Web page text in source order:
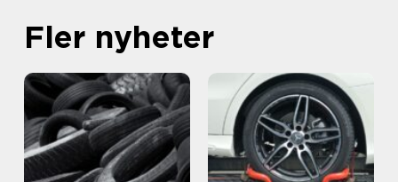
Fler nyheter